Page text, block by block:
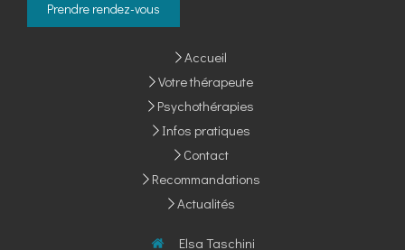
Prendre rendez-vous
Accueil
Votre thérapeute
Psychothérapies
Infos pratiques
Contact
Recommandations
Actualités
Elsa Taschini